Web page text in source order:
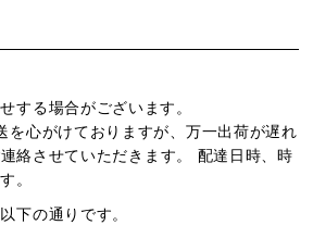
する場合がございます。
を心がけておりますが、万一出荷が遅れ
絡させていただきます。 配達日時、時
。
下の通りです。